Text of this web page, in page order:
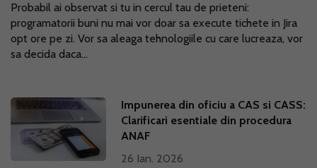
Probabil ai observat si tu in cercul tau de prieteni:
programatorii buni nu mai vor doar sa execute tichete in Jira
opt ore pe zi. Vor sa aleaga tehnologiile cu care lucreaza, vor
sa decida daca...
Impunerea din oficiu a CAS si CASS:
Clarificari esentiale din procedura
ANAF
26 Ian. 2026